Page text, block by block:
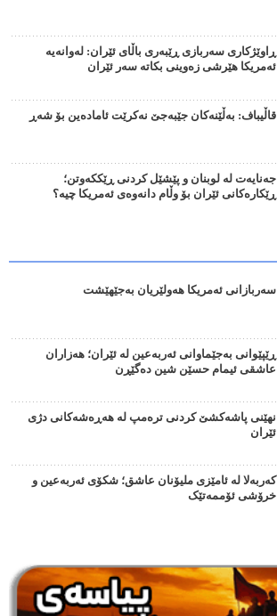
ڕاوێژکاری سەربازی ڕێبەری باڵای ئێران: لەوانەیە
ئەمریکا هێرشی زەوینی بکاتە سەر ئێران
قاڵیباف: بەڵێنەکان جێبەجێ نەکرێت ئامادەین بۆ شەڕ
جەنایەت لە لوبنان و پێشێل کردنی ڕێککەوتن؛
ڕێکارەکانی ئێران بۆ وڵام دانەوەی ئەمریکا چیە؟
سەربازانی ئەمریکا هەولێریان بەجێهێشت
ڕێپێوانی بەجێماوانی ئەربەعین لە ئێران؛ هەزاران
عاشقی ئیمام حسێن شین دەگێڕن
نهێنی پاشەکشێ کردنی ترەمپ لە هەڕەشەکانی دژی
ئێران
کەربەلا لە ئامێزی ملیۆنان عاشق؛ شکۆی ئەربەعین و
خرۆشی ئۆممەتێک